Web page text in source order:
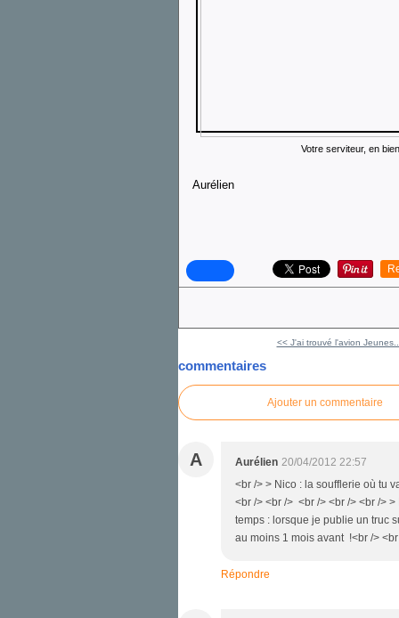
Votre serviteur, en
Aurélien
<< J'ai trouvé l'avion
commentaires
Ajouter un commentaire
A Aurélien 20/04/2012 22:57
<br /> > Nico : la soufflerie où tu
<br /> <br /> <br /> <br /> <br />
temps : lorsque je publie un truc
au moins 1 mois avant !<br />
Répondre